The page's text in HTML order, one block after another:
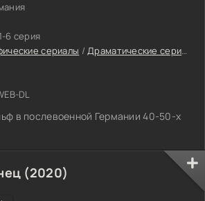
1-6 серия
сериалы /Драматические сериалы
DL
в послевоенной Германии 40-50-х
(2020)